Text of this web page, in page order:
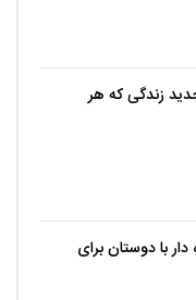
زندگی که هر
با دوستان برای